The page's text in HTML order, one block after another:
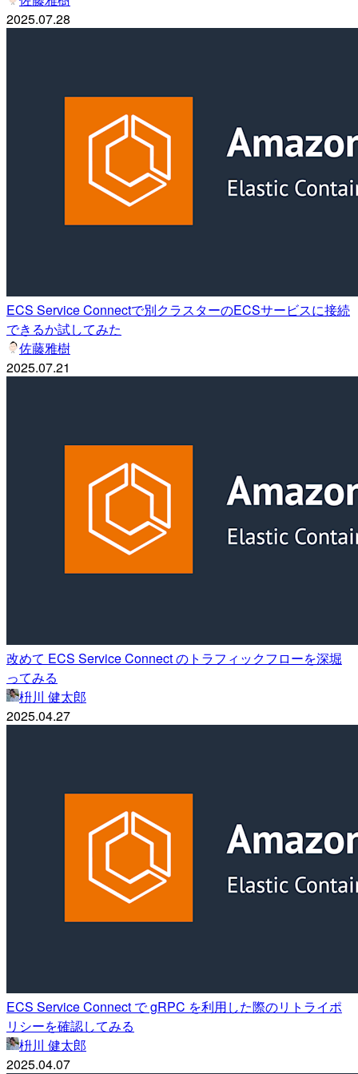
2025.07.28
ECS Service Connectで別クラスターのECSサービスに接続
できるか試してみた
佐藤雅樹
2025.07.21
改めて ECS Service Connect のトラフィックフローを深堀
ってみる
枡川 健太郎
2025.04.27
ECS Service Connect で gRPC を利用した際のリトライポ
リシーを確認してみる
枡川 健太郎
2025.04.07